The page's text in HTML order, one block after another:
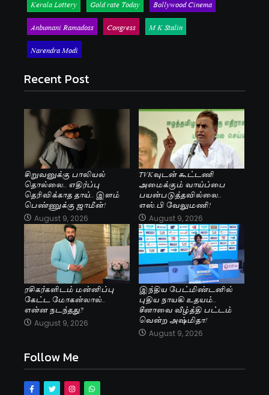
Kerala Lottery
Gold rate Today
Bollywood Cinema
Anbumani Ramadoss
Congress
M K Stalin
Narendra Modi
Recent Post
சிறுவனுக்கு பாலியல்
தொல்லை.. எதிர்ப்பு
தெரிவிக்காத தாய்.. இளம்
பெண்ணுக்கு ஜாமீன்!
August 9, 2026
TVKவுடன் கூட்டணி
அமைக்கும் வாய்ப்பை
பயன்படுத்தவில்லை..
எஸ்.பி வேலுமணி!
August 9, 2026
ரசிகர்களிடம் மன்னிப்பு
கேட்ட மோகன்லால்..
என்ன நடந்தது?
August 9, 2026
இந்திய பேட்மிண்டனில்
புதிய நாயகி உதயம்..
சீனாவை வீழ்த்தி பட்டம்
வென்ற அஷ்மிதா!
August 9, 2026
Follow Me